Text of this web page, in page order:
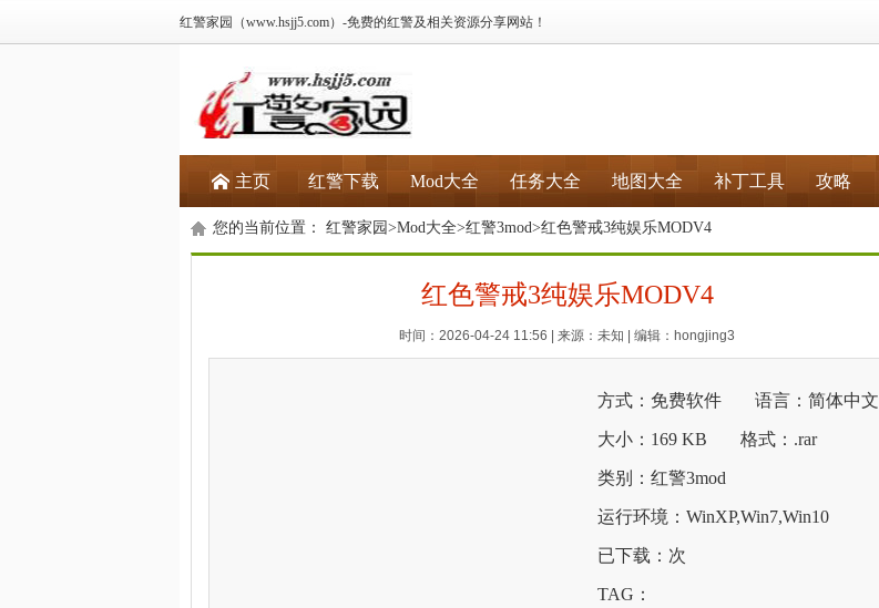
红警家园（www.hsjj5.com）-免费的红警及相关资源分享网站！
主页 红警下载 Mod大全 任务大全 地图大全 补丁工具 攻略
您的当前位置： 红警家园 >Mod大全>红警3mod>红色警戒3纯娱乐MODV4
红色警戒3纯娱乐MODV4
时间：2026-04-24 11:56 | 来源：未知 | 编辑：hongjing3
方式：免费软件 语言：简体中文
大小：169 KB 格式：.rar
类别：红警3mod
运行环境：WinXP,Win7,Win10
已下载： 次
TAG：